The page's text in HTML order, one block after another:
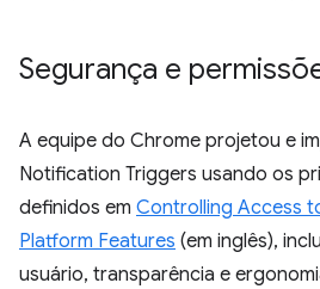
Segurança e
A equipe do Chrome projetou e
Notification Triggers usando os
definidos em Controlling Access
Platform Features (em inglês),
usuário, transparência e